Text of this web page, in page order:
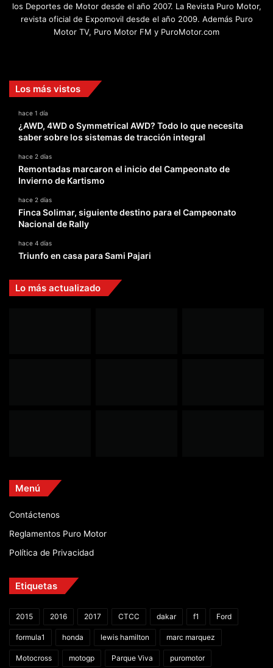
los Deportes de Motor desde el año 2007. La Revista Puro Motor,
revista oficial de Expomovil desde el año 2009. Además Puro
Motor TV, Puro Motor FM y PuroMotor.com
Los más vistos
hace 1 día
¿AWD, 4WD o Symmetrical AWD? Todo lo que necesita
saber sobre los sistemas de tracción integral
hace 2 días
Remontadas marcaron el inicio del Campeonato de
Invierno de Kartismo
hace 2 días
Finca Solimar, siguiente destino para el Campeonato
Nacional de Rally
hace 4 días
Triunfo en casa para Sami Pajari
Lo más actualizado
Menú
Contáctenos
Reglamentos Puro Motor
Política de Privacidad
Etiquetas
2015 2016 2017 CTCC dakar f1 Ford
formula1 honda lewis hamilton marc marquez
Motocross motogp Parque Viva puromotor